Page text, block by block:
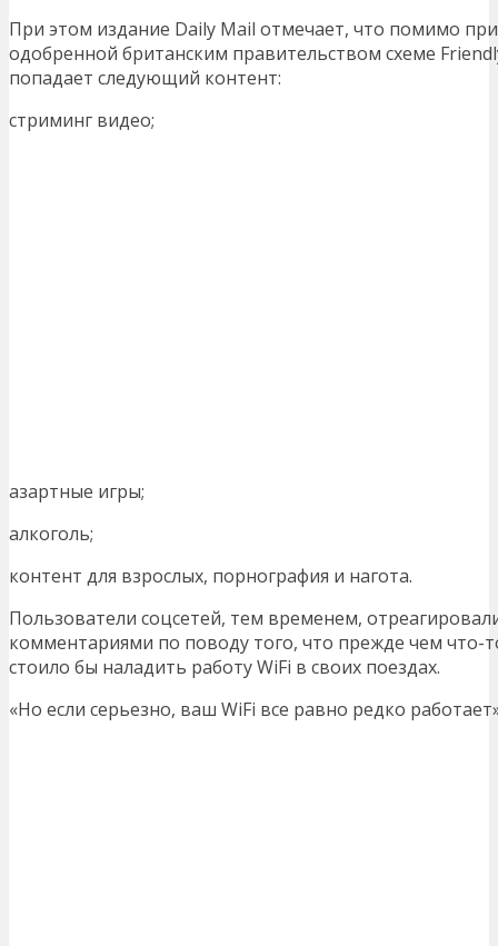
При этом издание Daily Mail отмечает, что помимо
одобренной британским правительством схеме
попадает следующий контент:
стриминг видео;
азартные игры;
алкоголь;
контент для взрослых, порнография и нагота.
Пользователи соцсетей, тем временем,
комментариями по поводу того, что прежде чем что-
стоило бы наладить работу WiFi в своих поездах.
«Но если серьезно, ваш WiFi все равно редко